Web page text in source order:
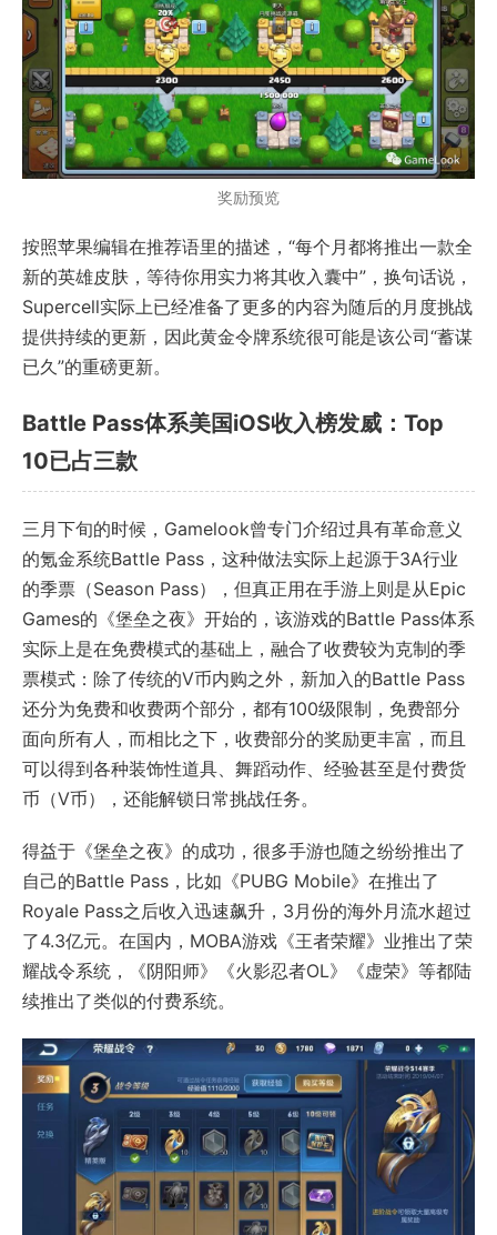
奖励预览
按照苹果编辑在推荐语里的描述，“每个月都将推出一款全
新的英雄皮肤，等待你用实力将其收入囊中”，换句话说，
Supercell实际上已经准备了更多的内容为随后的月度挑战
提供持续的更新，因此黄金令牌系统很可能是该公司“蓄谋
已久”的重磅更新。
Battle Pass体系美国iOS收入榜发威：Top
10已占三款
三月下旬的时候，Gamelook曾专门介绍过具有革命意义
的氪金系统Battle Pass，这种做法实际上起源于3A行业
的季票（Season Pass），但真正用在手游上则是从Epic
Games的《堡垒之夜》开始的，该游戏的Battle Pass体系
实际上是在免费模式的基础上，融合了收费较为克制的季
票模式：除了传统的V币内购之外，新加入的Battle Pass
还分为免费和收费两个部分，都有100级限制，免费部分
面向所有人，而相比之下，收费部分的奖励更丰富，而且
可以得到各种装饰性道具、舞蹈动作、经验甚至是付费货
币（V币），还能解锁日常挑战任务。
得益于《堡垒之夜》的成功，很多手游也随之纷纷推出了
自己的Battle Pass，比如《PUBG Mobile》在推出了
Royale Pass之后收入迅速飙升，3月份的海外月流水超过
了4.3亿元。在国内，MOBA游戏《王者荣耀》业推出了荣
耀战令系统，《阴阳师》《火影忍者OL》《虚荣》等都陆
续推出了类似的付费系统。